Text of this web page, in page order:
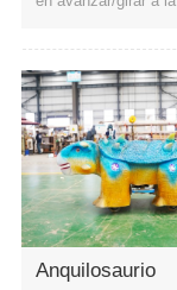
QR o control
aros
Anquilosaurio